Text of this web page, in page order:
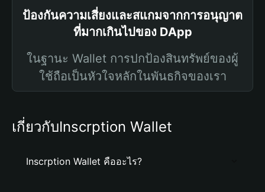
ป้องกันความเสี่ยงและสแกมจากการอนุญาต
ที่มากเกินไปของ DApp
ในฐานะ Wallet การปกป้องสินทรัพย์ของผู้
ใช้ถือเป็นหัวใจหลักในพันธกิจของเรา
เกี่ยวกับInscrption Wallet
Inscrption Wallet คืออะไร?